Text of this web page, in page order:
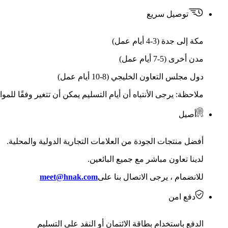
توصيل سريع
مكة إلى جدة (3-4 أيام عمل)
مدن أخرى (5-7 أيام عمل)
دول مجلس التعاون الخليجي (8-10 أيام عمل)
ملاحظة: يرجى الأنتباه أن أيام التسليم يمكن أن تتغير وفقًا
أصيل
أفضل منتجات الجودة من العلامات التجارية الدولية والمحلية.
لدينا تعاون مباشر مع جميع البائعين.
للانضمام ، يرجى الاتصال بنا علىmeet@hnak.com
دفع امن
الدفع باستخدام بطاقة الائتمان أو النقد على التسليم